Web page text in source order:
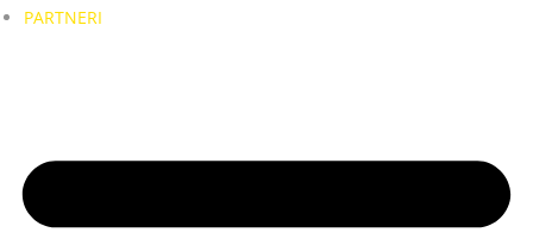
PARTNERI